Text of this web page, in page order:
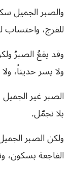
والصبرالجميل
للفرج، واحتساب
وقديقعُالصبرُ
ولايسرحديثاً، ولا
الصبرغيرالجميل
بلاتجمّل.
ولكنالصبر
الفاجعةبسكون،